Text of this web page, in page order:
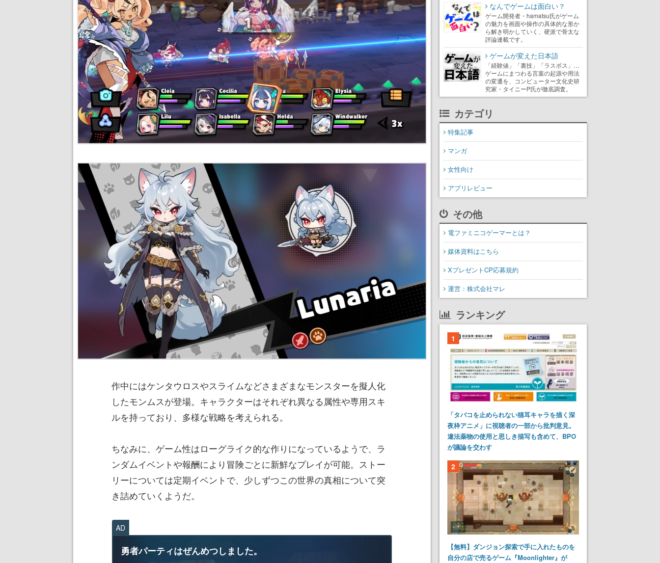
作中にはケンタウロスやスライムなどさまざまなモンスターを擬人化
したモンムスが登場。キャラクターはそれぞれ異なる属性や専用スキ
ルを持っており、多様な戦略を考えられる。
ちなみに、ゲーム性はローグライク的な作りになっているようで、ラ
ンダムイベントや報酬により冒険ごとに新鮮なプレイが可能。ストー
リーについては定期イベントで、少しずつこの世界の真相について突
き詰めていくようだ。
AD
勇者パーティはぜんめつしました。
なんでゲームは面白い？
ゲーム開発者・hamatsu氏がゲーム
の魅力を画面や操作の具体的な形か
ら解き明かしていく、硬派で骨太な
評論連載です。
ゲームが変えた日本語
「経験値」「裏技」「ラスボス」…
ゲームにまつわる言葉の起源や用法
の変遷を、コンピューター文化史研
究家・タイニーP氏が徹底調査。
カテゴリ
特集記事
マンガ
女性向け
アプリレビュー
その他
電ファミニコゲーマーとは？
媒体資料はこちら
XプレゼントCP応募規約
運営：株式会社マレ
ランキング
1
「タバコを止められない猫耳キャラを描く深
夜枠アニメ」に視聴者の一部から批判意見。
違法薬物の使用と思しき描写も含めて、BPO
が議論を交わす
2
【無料】ダンジョン探索で手に入れたものを
自分の店で売るゲーム『Moonlighter』が